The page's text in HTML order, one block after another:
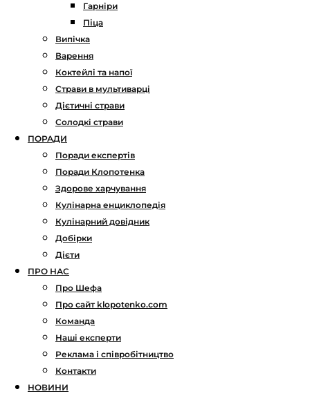
Гарніри
Піца
Випічка
Варення
Коктейлі та напої
Страви в мультиварці
Дієтичні страви
Солодкі страви
ПОРАДИ
Поради експертів
Поради Клопотенка
Здорове харчування
Кулінарна енциклопедія
Кулінарний довідник
Добірки
Дієти
ПРО НАС
Про Шефа
Про сайт klopotenko.com
Команда
Наші експерти
Реклама і співробітництво
Контакти
НОВИНИ